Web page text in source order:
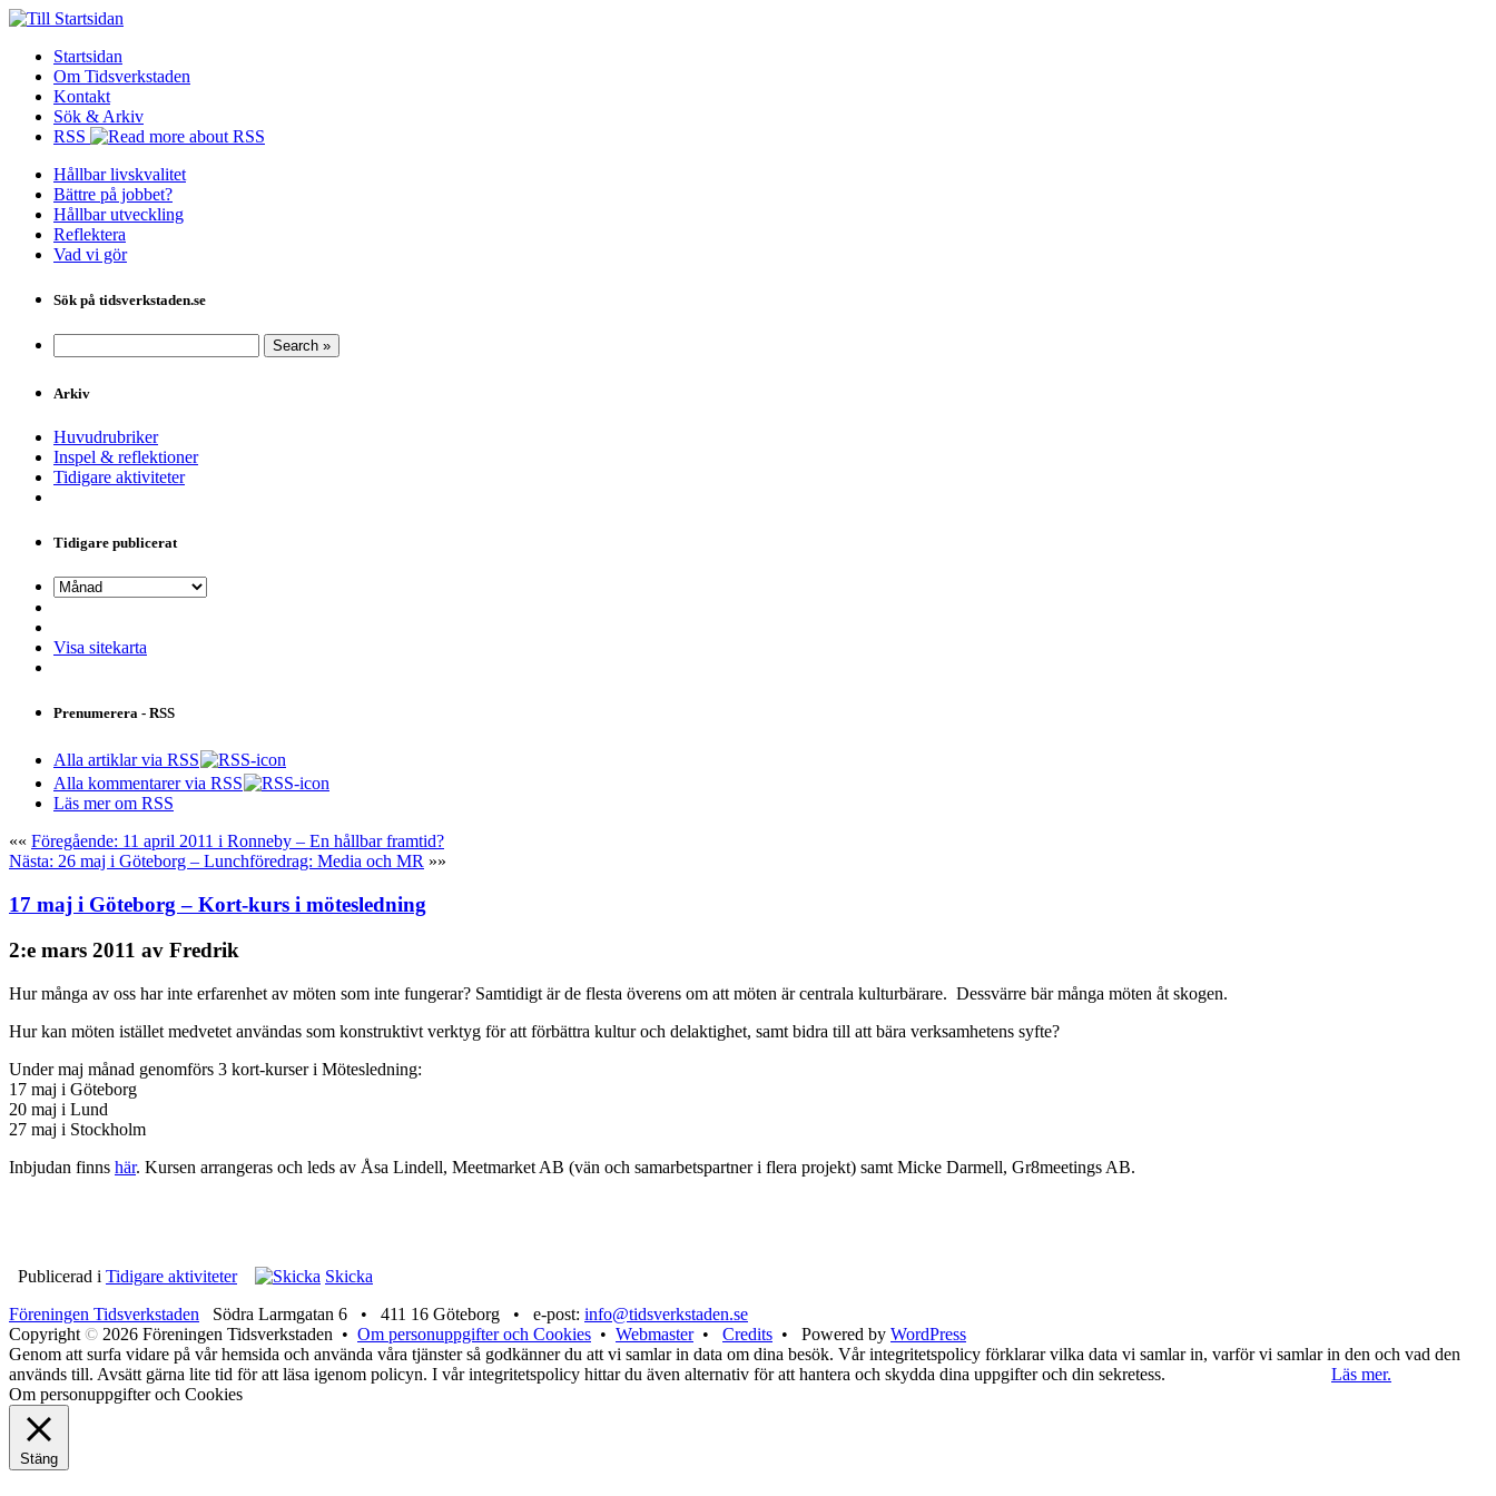
Startsidan
Om Tidsverkstaden
Kontakt
Sök & Arkiv
RSS
Hållbar livskvalitet
Bättre på jobbet?
Hållbar utveckling
Reflektera
Vad vi gör
Sök på tidsverkstaden.se
Arkiv
Huvudrubriker
Inspel & reflektioner
Tidigare aktiviteter
Tidigare publicerat
Visa sitekarta
Prenumerera - RSS
Alla artiklar via RSS
Alla kommentarer via RSS
Läs mer om RSS
«« Föregående: 11 april 2011 i Ronneby – En hållbar framtid?
Nästa: 26 maj i Göteborg – Lunchföredrag: Media och MR »»
17 maj i Göteborg – Kort-kurs i mötesledning
2:e mars 2011 av Fredrik
Hur många av oss har inte erfarenhet av möten som inte fungerar? Samtidigt är de flesta överens om att möten är centrala kulturbärare. Dessvärre bär många möten åt skogen.
Hur kan möten istället medvetet användas som konstruktivt verktyg för att förbättra kultur och delaktighet, samt bidra till att bära verksamhetens syfte?
Under maj månad genomförs 3 kort-kurser i Mötesledning:
17 maj i Göteborg
20 maj i Lund
27 maj i Stockholm
Inbjudan finns här. Kursen arrangeras och leds av Åsa Lindell, Meetmarket AB (vän och samarbetspartner i flera projekt) samt Micke Darmell, Gr8meetings AB.
Publicerad i Tidigare aktiviteter
Skicka
Föreningen Tidsverkstaden Södra Larmgatan 6 • 411 16 Göteborg • e-post: info@tidsverkstaden.se
Copyright © 2026 Föreningen Tidsverkstaden • Om personuppgifter och Cookies • Webmaster• Credits • Powered by WordPress
Genom att surfa vidare på vår hemsida och använda våra tjänster så godkänner du att vi samlar in data om dina besök. Vår integritetspolicy förklarar vilka data vi samlar in, varför vi samlar in den och vad den
används till. Avsätt gärna lite tid för att läsa igenom policyn. I vår integritetspolicy hittar du även alternativ för att hantera och skydda dina uppgifter och din sekretess.
Läs mer.
Om personuppgifter och Cookies
Stäng